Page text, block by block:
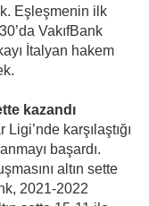
Eşleşmenin ilk
VakıfBank
İtalyan hakem
kazandı
karşılaştığı
başardı.
altın sette
2021-2022